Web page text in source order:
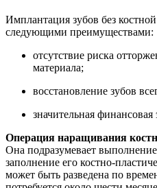
Имплантация зубов без
следующими преимуществами:
отсутствие риска
материала;
восстановление зубов
значительная финансовая
Операция наращивания
Она подразумевает
заполнение его костно-
может быть разведена по